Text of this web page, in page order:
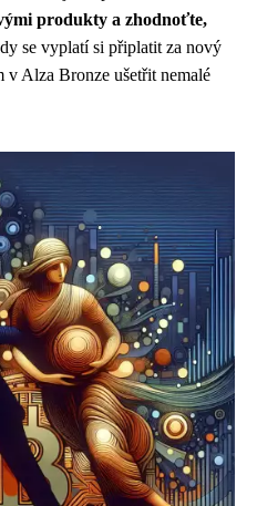
produkty a zhodnoťte,
se vyplatí si připlatit za nový
v Alza Bronze ušetřit nemalé